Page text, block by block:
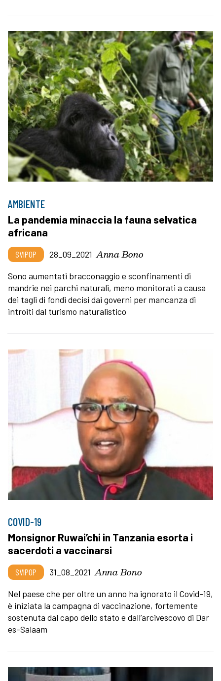
AMBIENTE
La pandemia minaccia la fauna selvatica
africana
SVIPOP 28_09_2021 Anna Bono
Sono aumentati bracconaggio e sconfinamenti di
mandrie nei parchi naturali, meno monitorati a causa
dei tagli di fondi decisi dai governi per mancanza di
introiti dal turismo naturalistico
COVID-19
Monsignor Ruwai’chi in Tanzania esorta i
sacerdoti a vaccinarsi
SVIPOP 31_08_2021 Anna Bono
Nel paese che per oltre un anno ha ignorato il Covid-19,
è iniziata la campagna di vaccinazione, fortemente
sostenuta dal capo dello stato e dall’arcivescovo di Dar
es-Salaam